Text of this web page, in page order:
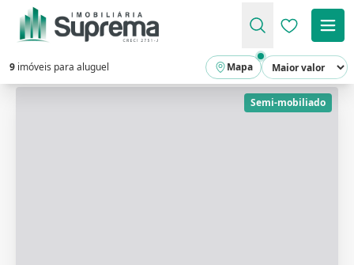
Favoritos
9 imóveis para aluguel Mapa
Semi-mobiliado